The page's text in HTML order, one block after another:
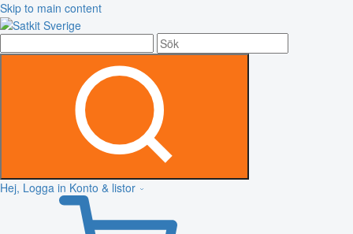
Skip to main content
Hej, Logga in Konto & listor